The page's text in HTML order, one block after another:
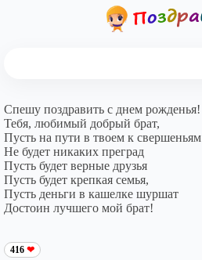
Спешу поздравить с днем рожденья!
Тебя, любимый добрый брат,
Пусть на пути в твоем к свершеньям
Не будет никаких преград
Пусть будет верные друзья
Пусть будет крепкая семья,
Пусть деньги в кашелке шуршат
Достоин лучшего мой брат!
416